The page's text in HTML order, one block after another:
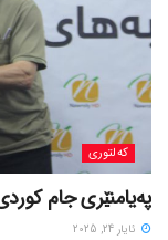
کەلتوری
پەیامنێری جام
ئایار 24, 2025